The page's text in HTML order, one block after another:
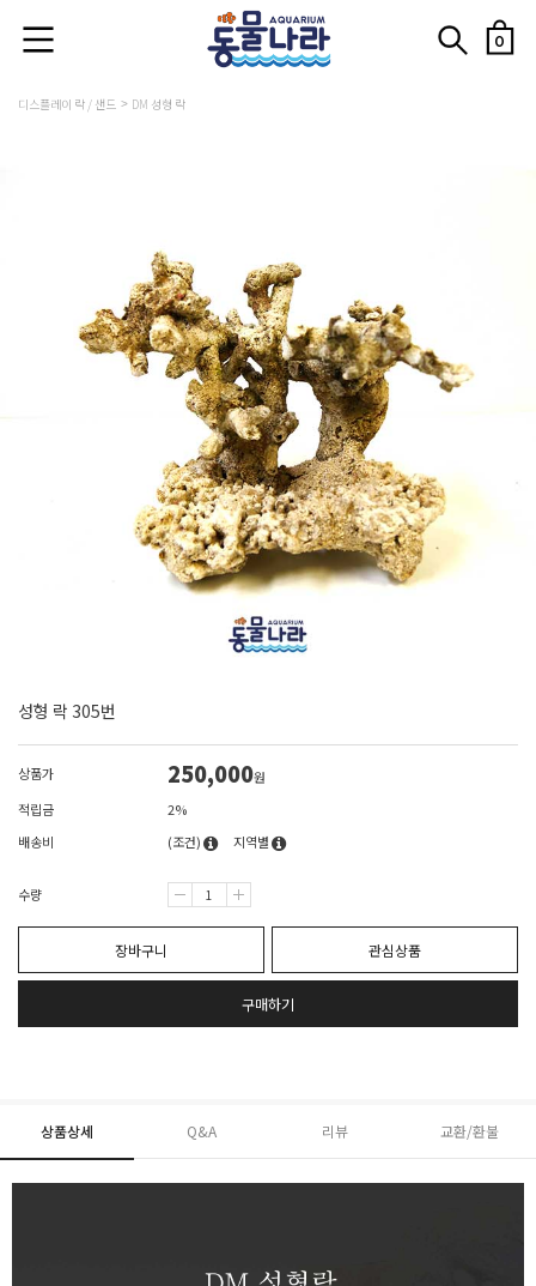
0
디스플레이 락 / 샌드 DM 성형 락
성형 락 305번
상품가 250,000원
적립금
2%
배송비
(조건) 지역별
수량
장바구니 관심상품
구매하기
상품상세 Q&A 리뷰 교환/환불